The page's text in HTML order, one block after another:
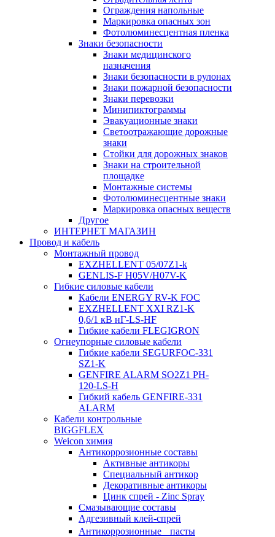
Ограждения напольные
Маркировка опасных зон
Фотолюминесцентная пленка
Знаки безопасности
Знаки медицинского
назначения
Знаки безопасности в рулонах
Знаки пожарной безопасности
Знаки перевозки
Минипиктограммы
Эвакуационные знаки
Светоотражающие дорожные
знаки
Стойки для дорожных знаков
Знаки на строительной
площадке
Монтажные системы
Фотолюминесцентные знаки
Маркировка опасных веществ
Другое
ИНТЕРНЕТ МАГАЗИН
Провод и кабель
Монтажный провод
EXZHELLENT 05/07Z1-k
GENLIS-F Н05V/H07V-K
Гибкие силовые кабели
Кабели ENERGY RV-K FOC
EXZHELLENT XXI RZ1-K
0,6/1 кВ нГ-LS-HF
Гибкие кабели FLEGIGRON
Огнеупорные силовые кабели
Гибкие кабели SEGURFOC-331
SZ1-K
GENFIRE ALARM SO2Z1 PH-
120-LS-H
Гибкий кабель GENFIRE-331
ALARM
Кабели контрольные
BIGGFLEX
Weicon химия
Антикоррозионные составы
Активные антикоры
Специальный антикор
Декоративные антикоры
Цинк спрей - Zinc Spray
Смазывающие составы
Адгезивный клей-спрей
Антикоррозионные пасты